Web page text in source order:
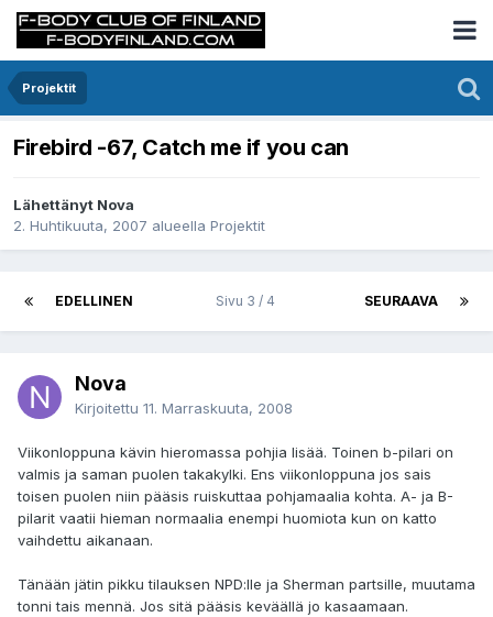
Projektit
Firebird -67, Catch me if you can
Lähettänyt Nova
2. Huhtikuuta, 2007 alueella Projektit
EDELLINEN SEURAAVA
Sivu 3 / 4
Nova
Kirjoitettu 11. Marraskuuta, 2008
Viikonloppuna kävin hieromassa pohjia lisää. Toinen b-pilari on
valmis ja saman puolen takakylki. Ens viikonloppuna jos sais
toisen puolen niin pääsis ruiskuttaa pohjamaalia kohta. A- ja B-
pilarit vaatii hieman normaalia enempi huomiota kun on katto
vaihdettu aikanaan.
Tänään jätin pikku tilauksen NPD:lle ja Sherman partsille, muutama
tonni tais mennä. Jos sitä pääsis keväällä jo kasaamaan.